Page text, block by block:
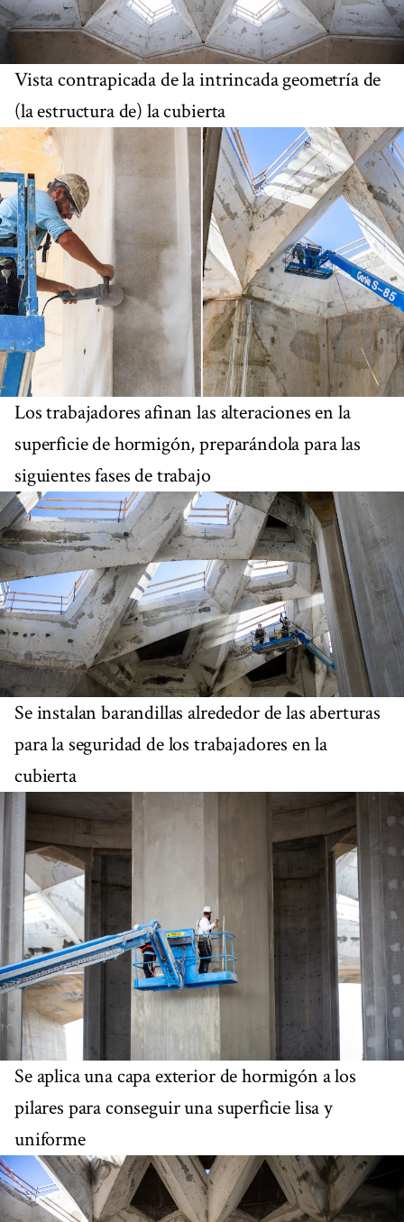
Vista contrapicada de la intrincada geometría de
(la estructura de) la cubierta
Los trabajadores afinan las alteraciones en la
superficie de hormigón, preparándola para las
siguientes fases de trabajo
Se instalan barandillas alrededor de las aberturas
para la seguridad de los trabajadores en la
cubierta
Se aplica una capa exterior de hormigón a los
pilares para conseguir una superficie lisa y
uniforme